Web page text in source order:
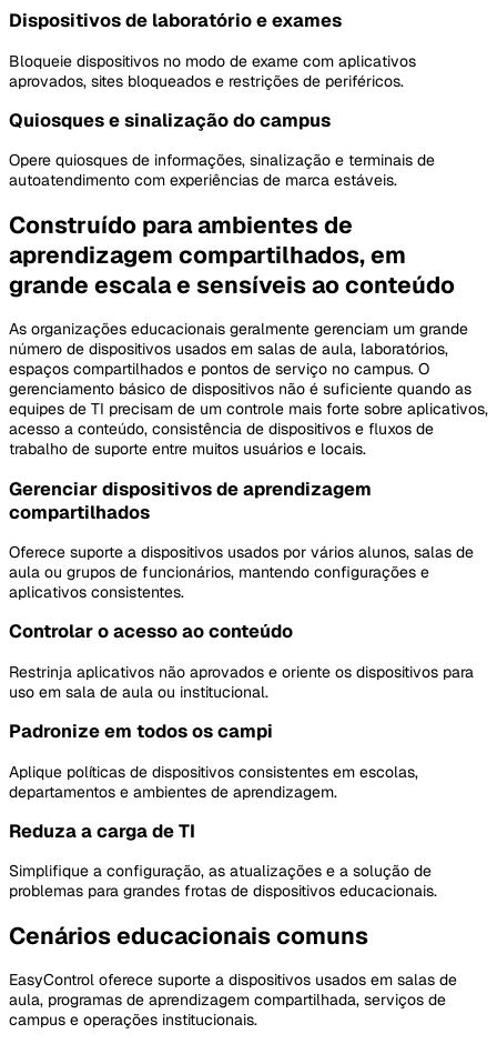
Dispositivos de laboratório e exames
Bloqueie dispositivos no modo de exame com aplicativos
aprovados, sites bloqueados e restrições de periféricos.
Quiosques e sinalização do campus
Opere quiosques de informações, sinalização e terminais de
autoatendimento com experiências de marca estáveis.
Construído para ambientes de
aprendizagem compartilhados, em
grande escala e sensíveis ao conteúdo
As organizações educacionais geralmente gerenciam um grande
número de dispositivos usados em salas de aula, laboratórios,
espaços compartilhados e pontos de serviço no campus. O
gerenciamento básico de dispositivos não é suficiente quando as
equipes de TI precisam de um controle mais forte sobre aplicativos,
acesso a conteúdo, consistência de dispositivos e fluxos de
trabalho de suporte entre muitos usuários e locais.
Gerenciar dispositivos de aprendizagem
compartilhados
Oferece suporte a dispositivos usados por vários alunos, salas de
aula ou grupos de funcionários, mantendo configurações e
aplicativos consistentes.
Controlar o acesso ao conteúdo
Restrinja aplicativos não aprovados e oriente os dispositivos para
uso em sala de aula ou institucional.
Padronize em todos os campi
Aplique políticas de dispositivos consistentes em escolas,
departamentos e ambientes de aprendizagem.
Reduza a carga de TI
Simplifique a configuração, as atualizações e a solução de
problemas para grandes frotas de dispositivos educacionais.
Cenários educacionais comuns
EasyControl oferece suporte a dispositivos usados em salas de
aula, programas de aprendizagem compartilhada, serviços de
campus e operações institucionais.